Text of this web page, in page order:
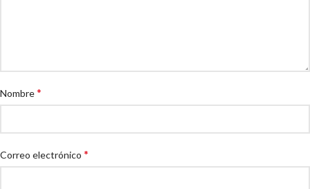
Nombre*
Correo electrónico *